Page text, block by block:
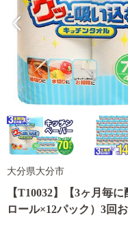
大分県大分市
【T10032】【3ヶ月毎
ロール×12パック）3回